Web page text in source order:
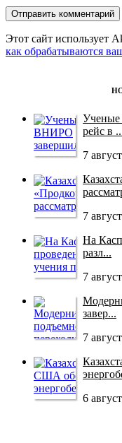
Этот сайт использует
как обрабатываются
рейс в
7
7
На
разл...
7
завер...
7
6